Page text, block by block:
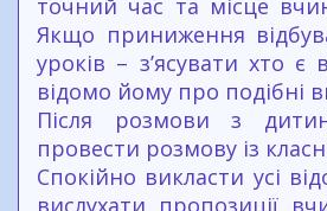
точний час та місце
Якщо приниження
уроків – з’ясувати хто
відомо йому про подібні
Після розмови з
провести розмову із
Спокійно викласти усі